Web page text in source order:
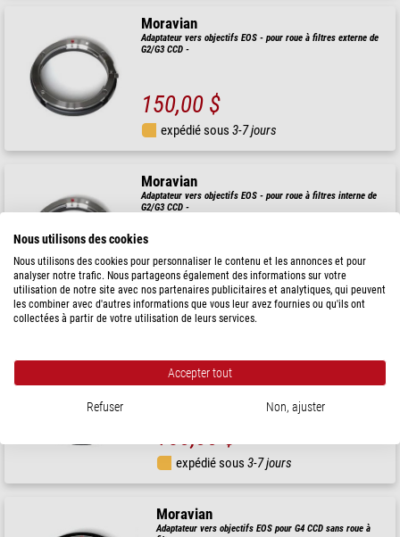
Moravian
Adaptateur vers objectifs EOS - pour roue à filtres externe de
G2/G3 CCD -
150,00 $
expédié sous 3-7 jours
Moravian
Adaptateur vers objectifs EOS - pour roue à filtres interne de
G2/G3 CCD -
150,00 $
expédié sous3-7 jours
filtres
150,00 $
expédié sous3-7 jours
Moravian
Adaptateur vers objectifs EOS pour G4 CCD sans roue à
Nous utilisons des cookies
Nous utilisons des cookies pour personnaliser le contenu et les annonces et pour
analyser notre trafic. Nous partageons également des informations sur votre
utilisation de notre site avec nos partenaires publicitaires et analytiques, qui peuvent
les combiner avec d'autres informations que vous leur avez fournies ou qu'ils ont
collectées à partir de votre utilisation de leurs services.
Accepter tout
Refuser Non, ajuster